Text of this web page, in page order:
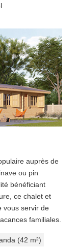
auprès de
ou pin
bénéficiant
ce chalet et
vous servir de
familiales.
(42 m²)